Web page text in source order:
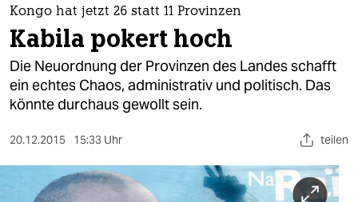
themen
politik
öko
sport
Kongo hat jetzt 26 statt 11 Provinzen
Kabila pokert hoch
Die Neuordnung der Provinzen des Landes schafft
ein echtes Chaos, administrativ und politisch. Das
könnte durchaus gewollt sein.
20.12.2015 15:33 Uhr teilen